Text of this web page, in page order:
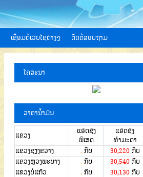
ເຊື່ອມຕໍ່ເວັບໄຊຕ່າງໆ ຕິດຕໍ່ສອບຖາມ
ໂຄສະນາ
ລາຄານໍ້າມັນ
ແຂວງ
ແອັດຊັງ
ພິເສດ
ແອັດຊັງ
ທຳມະດາ
ແຂວງຊຽງຂວາງ
.ກີບ 30,220ກີບ
ແຂວງຫຼວງພະບາງ
.ກີບ 30,540ກີບ
ແຂວງບໍ່ແກ້ວ
.ກີບ 30,130ກີບ